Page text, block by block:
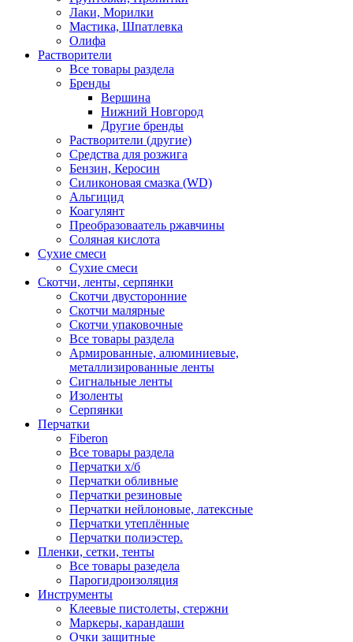
Лаки, Морилки
Мастика, Шпатлевка
Олифа
Растворители
Все товары раздела
Бренды
Вершина
Нижний Новгород
Другие бренды
Растворители (другие)
Средства для розжига
Бензин, Керосин
Силиконовая смазка (WD)
Альгицид
Коагулянт
Преобразоваатель ржавчины
Соляная кислота
Сухие смеси
Сухие смеси
Скотчи, ленты, серпянки
Скотчи двусторонние
Скотчи малярные
Скотчи упаковочные
Все товары раздела
Армированные, алюминиевые,
металлизированные ленты
Сигнальные ленты
Изоленты
Серпянки
Перчатки
Fiberon
Все товары раздела
Перчатки х/б
Перчатки обливные
Перчатки резиновые
Перчатки нейлоновые, латексные
Перчатки утеплённые
Перчатки полиэстер.
Пленки, сетки, тенты
Все товары разедела
Парогидроизоляция
Инструменты
Клеевые пистолеты, стержни
Маркеры, карандаши
Очки защитные